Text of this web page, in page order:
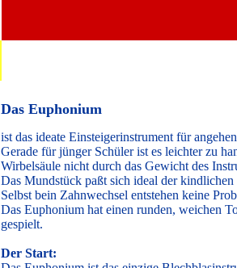
Das Euphonium
ist das ideate Einsteigerinstrument für
Gerade für jünger Schüler ist es leichter zu
Wirbelsäule nicht durch das Gewicht des
Das Mundstück paßt sich ideal der
Selbst bein Zahnwechsel entstehen keine
Das Euphonium hat einen runden, weichen
gespielt.
Der Start: